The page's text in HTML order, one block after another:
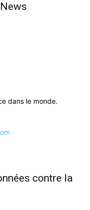
dans le monde.
contre la